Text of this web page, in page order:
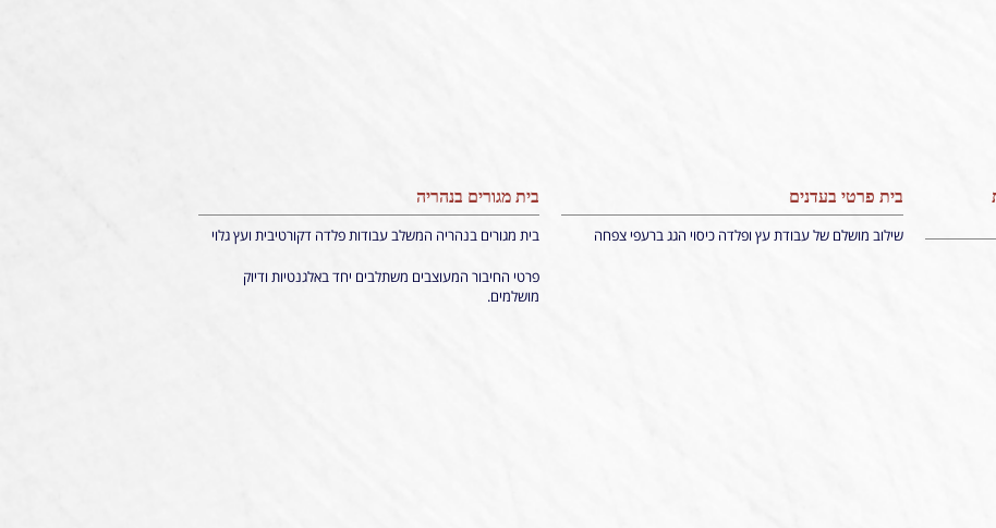
בית פרטי בעדנים
שילוב מושלם של עבודת עץ ופלדה כיסוי הגג ברעפי צפחה
בית מגורים בנהריה
בית מגורים בנהריה המשלב עבודות פלדה דקורטיבית ועץ גלוי
פרטי החיבור המעוצבים משתלבים יחד באלגנטיות ודיוק
מושלמים.